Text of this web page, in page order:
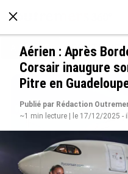
À LA UNE POLITIQUE
Aérien : Après
Corsair inaugure
Pitre en
Publié par Rédaction
~1 min lecture | le 17/12/2025 -